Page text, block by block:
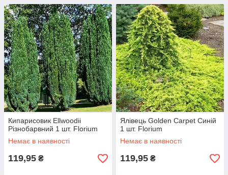
Кипарисовик Ellwoodii
Різнобарвний 1 шт. Florium
Немає в наявності
119,95 ₴
Ялівець Golden Carpet Синій
1 шт. Florium
Немає в наявності
119,95 ₴